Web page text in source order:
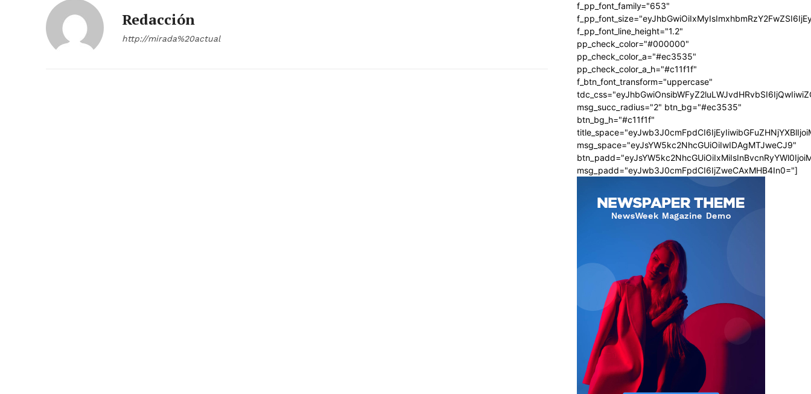
Redacción
http://mirada%20actual
f_pp_font_family="653"
f_pp_font_line_height="1.2"
pp_check_color="#000000"
pp_check_color_a="#ec3535"
pp_check_color_a_h="#c11f1f"
f_btn_font_transform="uppercase"
msg_succ_radius="2" btn_bg="#ec3535"
btn_bg_h="#c11f1f"
msg_space="eyJsYW5kc2NhcGUiOiIwIDAgMTJweCJ9"
msg_padd="eyJwb3J0cmFpdCI6IjZweCAxMHB4In0="]